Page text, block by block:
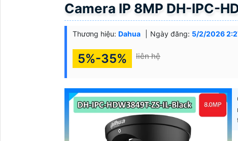
Camera IP 8MP DH-IPC-
Thương hiệu: Dahua Ngày đăng: 5/2/2026
5%-35% liên hệ